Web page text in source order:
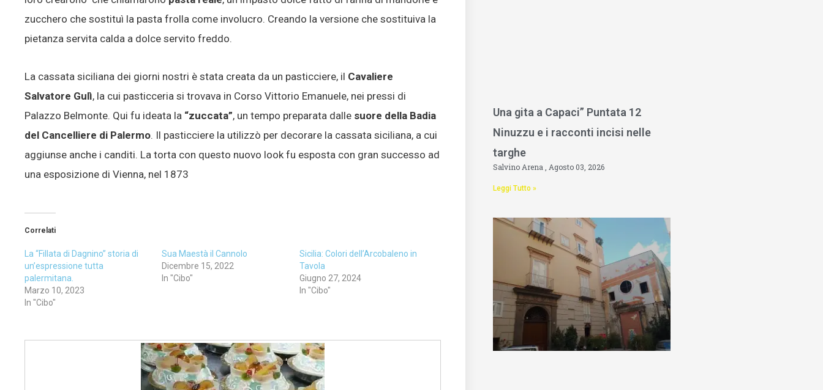
zucchero che sostituì la pasta frolla come involucro. Creando la versione che sostituiva la
pietanza servita calda a dolce servito freddo.
La cassata siciliana dei giorni nostri è stata creata da un pasticciere, il Cavaliere
Salvatore Gulì, la cui pasticceria si trovava in Corso Vittorio Emanuele, nei pressi di
Palazzo Belmonte. Qui fu ideata la “zuccata”, un tempo preparata dalle suore della Badia
del Cancelliere di Palermo. Il pasticciere la utilizzò per decorare la cassata siciliana, a cui
aggiunse anche i canditi. La torta con questo nuovo look fu esposta con gran successo ad
una esposizione di Vienna, nel 1873
Correlati
La “Fillata di Dagnino” storia di
un’espressione tutta
palermitana.
Marzo 10, 2023
In "Cibo"
Sua Maestà il Cannolo
Dicembre 15, 2022
In "Cibo"
Sicilia: Colori dell’Arcobaleno in
Tavola
Giugno 27, 2024
In "Cibo"
Una gita a Capaci” Puntata 12
Ninuzzu e i racconti incisi nelle
targhe
Salvino Arena Agosto 03, 2026
Leggi Tutto »